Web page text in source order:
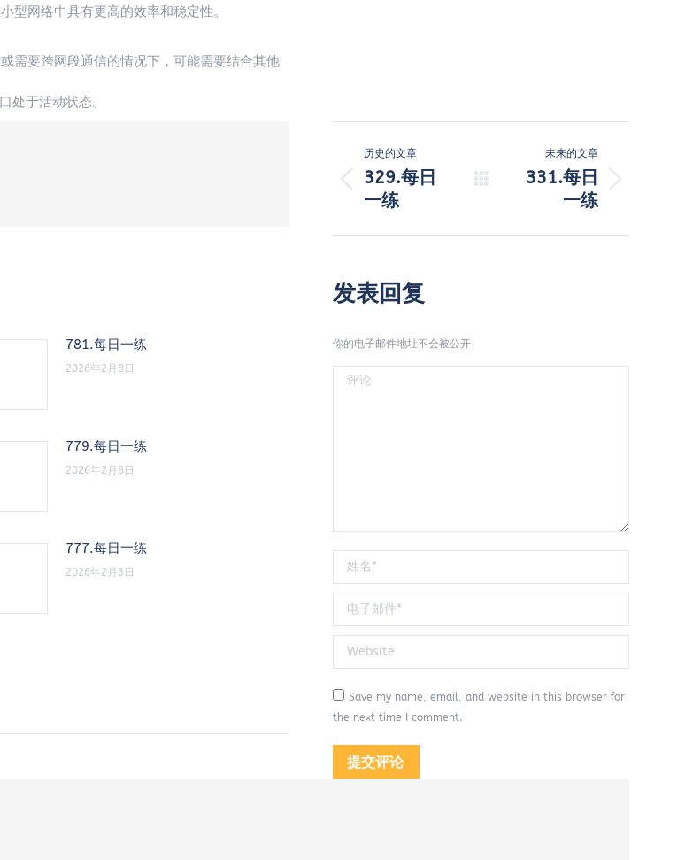
型网络中具有更高的效率和稳定性。
需要跨网段通信的情况下，可能需要结合其他
处于活动状态。
章
航
历史的文章
历
329.每日
一练
未来的文章
未331.每日
一练
781.每日一练
2026年2月8日
779.每日一练
2026年2月8日
777.每日一练
2026年2月3日
发表回复
你的电子邮件地址不会被公开
评论
姓名 *
电子邮件 *
Website
Save my name, email, and website in this browser for
the next time I comment.
提交评论